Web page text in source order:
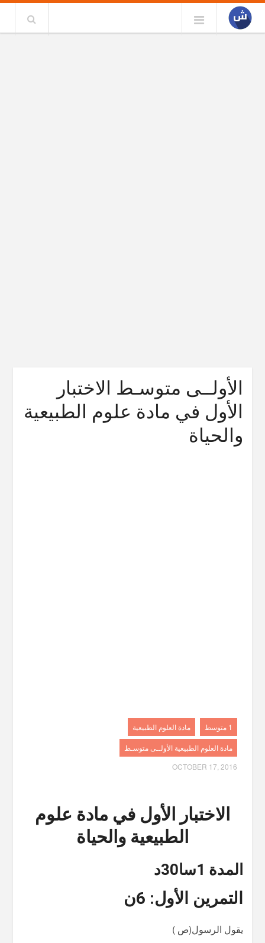
الأولــى متوسـط الاختبار
الأول في مادة علوم الطبيعية
والحياة
1 متوسط مادة العلوم الطبيعية
مادة العلوم الطبيعية الأولــى متوسـط
OCTOBER 17, 2016
الاختبار الأول في مادة علوم
الطبيعية والحياة
المدة 1سا30د
التمرين الأول: 6ن
يقول الرسول(ص )